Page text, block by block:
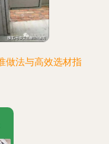
做法与高效选材指